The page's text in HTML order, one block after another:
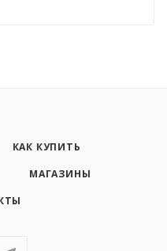
КАК КУПИТЬ
МАГАЗИНЫ